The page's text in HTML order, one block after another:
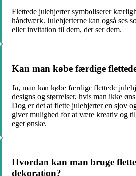
Flettede julehjerter symboliserer
håndværk. Julehjerterne kan også ses
eller invitation til dem, der ser dem.
Kan man købe færdige
Ja, man kan købe færdige flettede
designs og størrelser, hvis man ikke
Dog er det at flette julehjerter en sjov
giver mulighed for at være kreativ og
eget ønske.
Hvordan kan man bruge
dekoration?